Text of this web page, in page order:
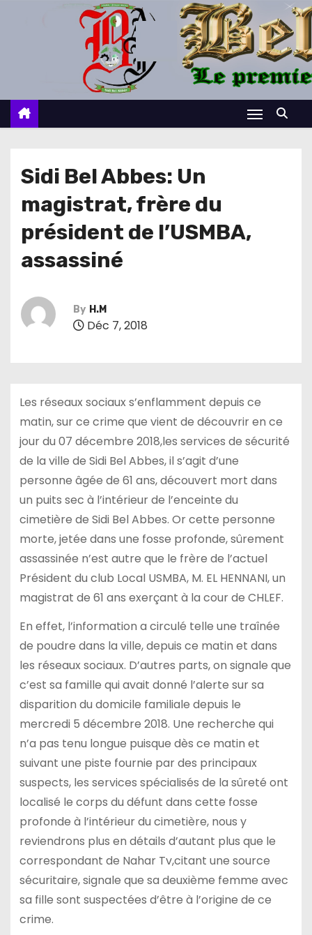
c
Sidi Bel Abbes: Un
magistrat, frère du
président de l’USMBA,
assassiné
By H.M
Déc 7, 2018
Les réseaux sociaux s’enflamment depuis ce
matin, sur ce crime que vient de découvrir en ce
jour du 07 décembre 2018,les services de sécurité
de la ville de Sidi Bel Abbes, il s’agit d’une
personne âgée de 61 ans, découvert mort dans
un puits sec à l’intérieur de l’enceinte du
cimetière de Sidi Bel Abbes. Or cette personne
morte, jetée dans une fosse profonde, sûrement
assassinée n’est autre que le frère de l’actuel
Président du club Local USMBA, M. EL HENNANI, un
magistrat de 61 ans exerçant à la cour de CHLEF.
En effet, l’information a circulé telle une traînée
de poudre dans la ville, depuis ce matin et dans
les réseaux sociaux. D’autres parts, on signale que
c’est sa famille qui avait donné l’alerte sur sa
disparition du domicile familiale depuis le
mercredi 5 décembre 2018. Une recherche qui
n’a pas tenu longue puisque dès ce matin et
suivant une piste fournie par des principaux
suspects, les services spécialisés de la sûreté ont
localisé le corps du défunt dans cette fosse
profonde à l’intérieur du cimetière, nous y
reviendrons plus en détails d’autant plus que le
correspondant de Nahar Tv,citant une source
sécuritaire, signale que sa deuxième femme avec
sa fille sont suspectées d’être à l’origine de ce
crime.